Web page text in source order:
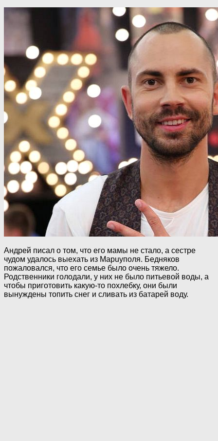
Андрей писал о том, что его мамы не стало, а сестре
чудом удалось выехать из Mapuyполя. Бедняков
пожаловался, что его семье было очень тяжело.
Родственники голодали, у них не было питьевой воды, а
чтобы приготовить какую-то похлебку, они были
вынуждены топить снег и сливать из батарей воду.